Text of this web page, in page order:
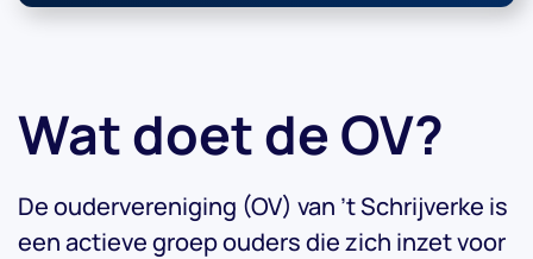
Wat doet de OV?
De oudervereniging (OV) van ’t Schrijverke is
een actieve groep ouders die zich inzet voor